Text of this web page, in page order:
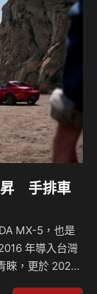
當中看到M2、
箱的選項，但
在受訪時
昇 手排車
MX-5，也是
年導入台灣
睞，更於 2023